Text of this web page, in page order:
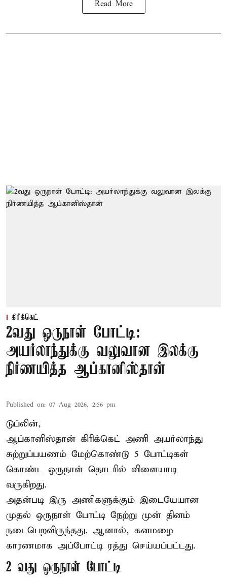
Read More
கிரிக்கெட்
2வது ஒருநாள் போட்டி:
அயர்லாந்துக்கு வலுவான இலக்கு
நிர்ணயித்த ஆப்கானிஸ்தான்
Published on: 07 Aug 2026, 2:56 pm
டுப்லின்,
ஆப்கானிஸ்தான் கிரிக்கெட் அணி அயர்லாந்து
சுற்றுப்பயணம் மேற்கொண்டு 5 போட்டிகள்
கொண்ட ஒருநாள் தொடரில் விளையாடி
வருகிறது.
அதன்படி இரு அணிகளுக்கும் இடையேயான
முதல் ஒருநாள் போட்டி நேற்று முன் தினம்
நடைபெறவிருந்தது. ஆனால், கனமழை
காரணமாக அப்போட்டி ரத்து செய்யப்பட்டது.
2 வது ஒருநாள் போட்டி